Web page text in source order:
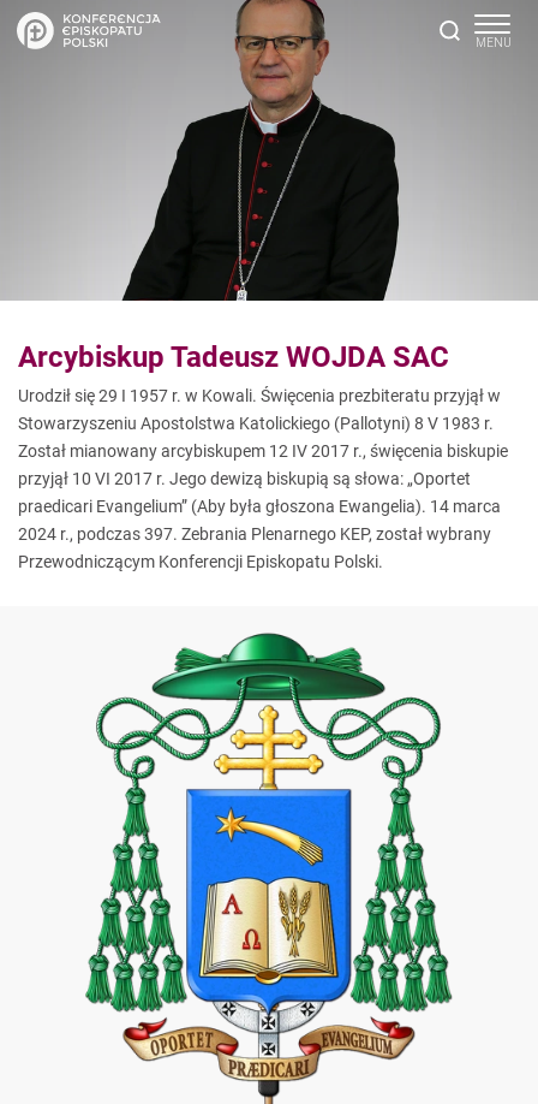
Arcybiskup Tadeusz WOJDA SAC
Urodził się 29 I 1957 r. w Kowali. Święcenia prezbiteratu przyjął w
Stowarzyszeniu Apostolstwa Katolickiego (Pallotyni) 8 V 1983 r.
Został mianowany arcybiskupem 12 IV 2017 r., święcenia biskupie
przyjął 10 VI 2017 r. Jego dewizą biskupią są słowa: „Oportet
praedicari Evangelium” (Aby była głoszona Ewangelia). 14 marca
2024 r., podczas 397. Zebrania Plenarnego KEP, został wybrany
Przewodniczącym Konferencji Episkopatu Polski.